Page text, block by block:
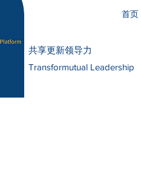
共享更新领导力
Transformutual Leadership
首页